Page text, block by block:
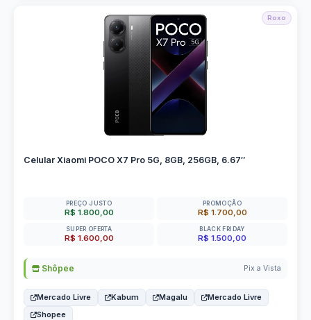
Roxo
Celular Xiaomi POCO X7 Pro 5G, 8GB, 256GB, 6.67″
PREÇO JUSTO
R$ 1.800,00
PROMOÇÃO
R$ 1.700,00
SUPER OFERTA
R$ 1.600,00
BLACK FRIDAY
R$ 1.500,00
Shôpee Pix a Vista
Mercado Livre Kabum Magalu
Mercado Livre
Shopee